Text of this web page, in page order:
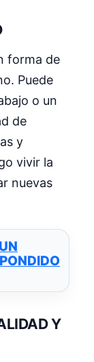
forma de
Puede
o un
de
y
vivir la
nuevas
Y